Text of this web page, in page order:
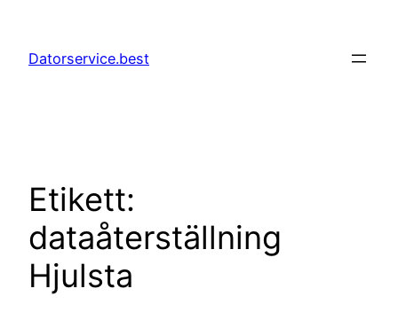
innehåll
Datorservice.best
Etikett:
dataåterställning
Hjulsta